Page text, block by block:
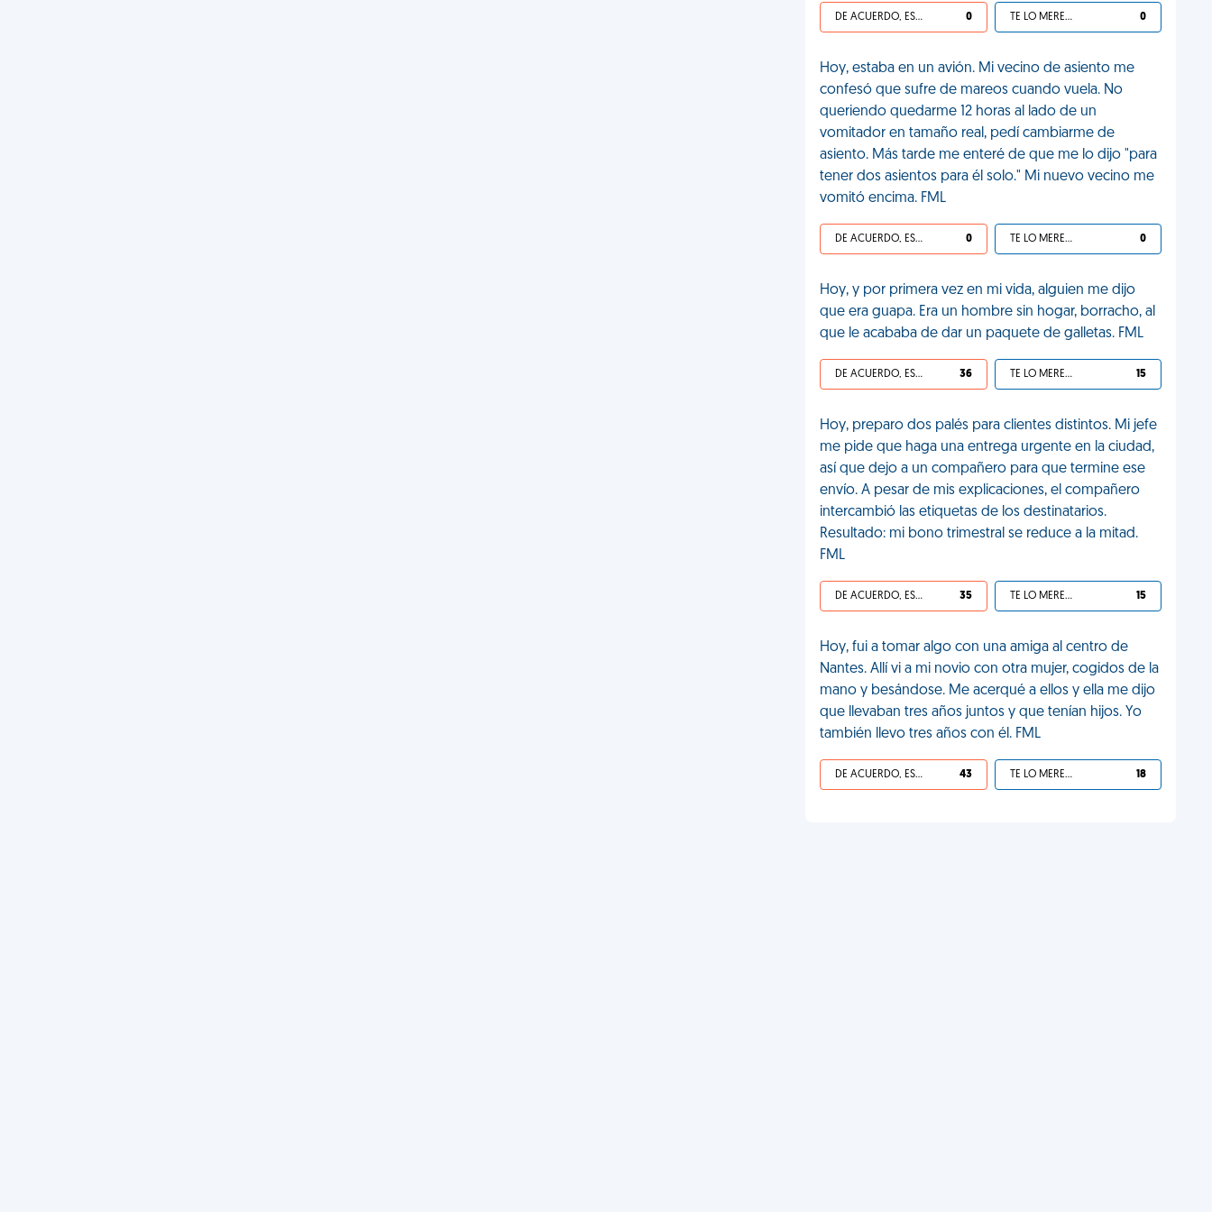
DE ACUERDO, ES UNA VIDA HP 0 TE LO MERECES 0
Hoy, estaba en un avión. Mi vecino de asiento me
confesó que sufre de mareos cuando vuela. No
queriendo quedarme 12 horas al lado de un
vomitador en tamaño real, pedí cambiarme de
asiento. Más tarde me enteré de que me lo dijo "para
tener dos asientos para él solo." Mi nuevo vecino me
vomitó encima. FML
DE ACUERDO, ES UNA VIDA HP 0 TE LO MERECES 0
Hoy, y por primera vez en mi vida, alguien me dijo
que era guapa. Era un hombre sin hogar, borracho, al
que le acababa de dar un paquete de galletas. FML
DE ACUERDO, ES UNA VIDA HP 36 TE LO MERECES 15
Hoy, preparo dos palés para clientes distintos. Mi jefe
me pide que haga una entrega urgente en la ciudad,
así que dejo a un compañero para que termine ese
envío. A pesar de mis explicaciones, el compañero
intercambió las etiquetas de los destinatarios.
Resultado: mi bono trimestral se reduce a la mitad.
FML
DE ACUERDO, ES UNA VIDA HP 35 TE LO MERECES 15
Hoy, fui a tomar algo con una amiga al centro de
Nantes. Allí vi a mi novio con otra mujer, cogidos de la
mano y besándose. Me acerqué a ellos y ella me dijo
que llevaban tres años juntos y que tenían hijos. Yo
también llevo tres años con él. FML
DE ACUERDO, ES UNA VIDA HP 43 TE LO MERECES 18